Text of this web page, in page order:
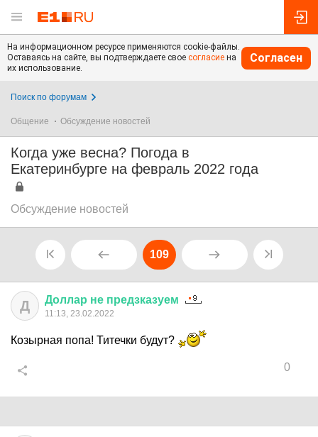
На информационном ресурсе применяются cookie-файлы.
Оставаясь на сайте, вы подтверждаете свое согласие на
их использование.
Согласен
Поиск по форумам
Общение Обсуждение новостей
Когда уже весна? Погода в
Екатеринбурге на февраль 2022 года
Обсуждение новостей
109
Д Доллар не предзказуем
11:13, 23.02.2022
Козырная попа! Титечки будут?
0